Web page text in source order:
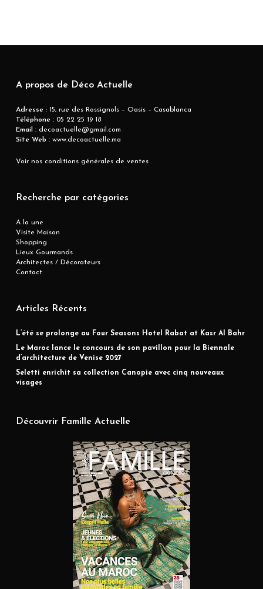
A propos de Déco Actuelle
Adresse : 15, rue des Rossignols – Oasis – Casablanca
Téléphone :05 22 25 19 18
Email :decoactuelle@gmail.com
Site Web :www.decoactuelle.ma
Voir nos conditions générales de ventes
Recherche par catégories
A la une
Visite Maison
Shopping
Lieux Gourmands
Architectes / Décorateurs
Contact
Articles Récents
L’été se prolonge au Four Seasons Hotel Rabat at Kasr Al Bahr
Le Maroc lance le concours de son pavillon pour la Biennale
d’architecture de Venise 2027
Seletti enrichit sa collection Canopie avec cinq nouveaux
visages
Découvrir Famille Actuelle